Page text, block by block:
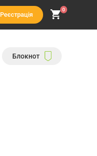
Реєстрація
0
Блокнот